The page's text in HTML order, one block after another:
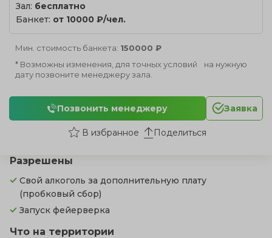
Разрешены
Свой алкоголь за дополнительную плату
(пробковый сбор)
Запуск фейерверка
Что на территории
Зал: бесплатно
Банкет: от 10000 ₽/чел.
Мин. стоимость банкета: 150000 ₽
* Возможны изменения, для точных условий на нужную
дату позвоните менеджеру зала.
Позвонить менеджеру Заявка
Поделиться